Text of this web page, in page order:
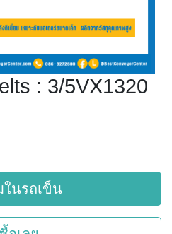
: 3/5VX1320
ในรถเข็น